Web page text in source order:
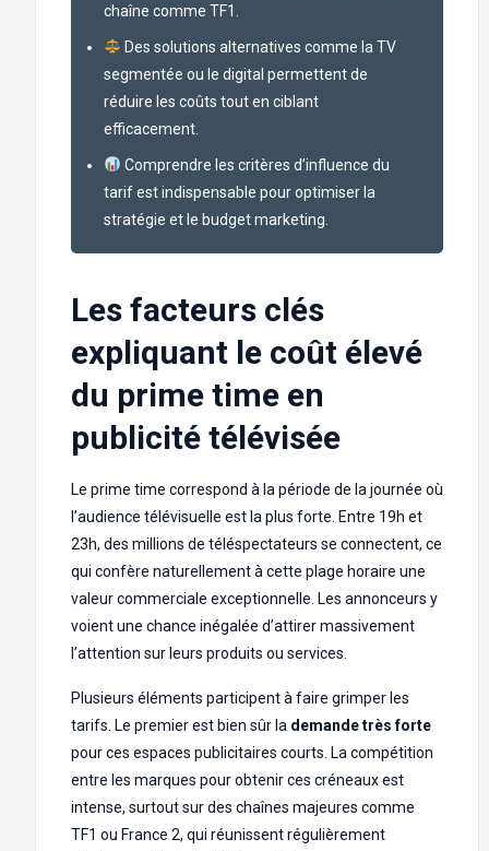
chaîne comme TF1.
Des solutions alternatives comme la TV
segmentée ou le digital permettent de
réduire les coûts tout en ciblant
efficacement.
Comprendre les critères d’influence du
tarif est indispensable pour optimiser la
stratégie et le budget marketing.
Les facteurs clés
expliquant le coût élevé
du prime time en
publicité télévisée
Le prime time correspond à la période de la journée où
l’audience télévisuelle est la plus forte. Entre 19h et
23h, des millions de téléspectateurs se connectent, ce
qui confère naturellement à cette plage horaire une
valeur commerciale exceptionnelle. Les annonceurs y
voient une chance inégalée d’attirer massivement
l’attention sur leurs produits ou services.
Plusieurs éléments participent à faire grimper les
tarifs. Le premier est bien sûr la demande très forte
pour ces espaces publicitaires courts. La compétition
entre les marques pour obtenir ces créneaux est
intense, surtout sur des chaînes majeures comme
TF1 ou France 2, qui réunissent régulièrement